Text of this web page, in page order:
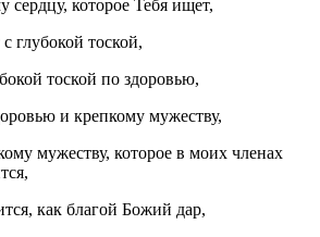
сердцу, которое Тебя ищет,
глубокой тоской,
тоской по здоровью,
и крепкому мужеству,
мужеству, которое в моих членах
как благой Божий дар,